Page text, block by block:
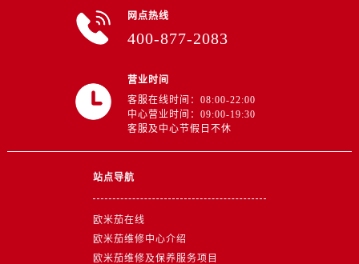
网点热线
400-877-2083
营业时间
客服在线时间：08:00-22:00
中心营业时间：09:00-19:30
客服及中心节假日不休
站点导航
欧米茄在线
欧米茄维修中心介绍
欧米茄维修及保养服务项目